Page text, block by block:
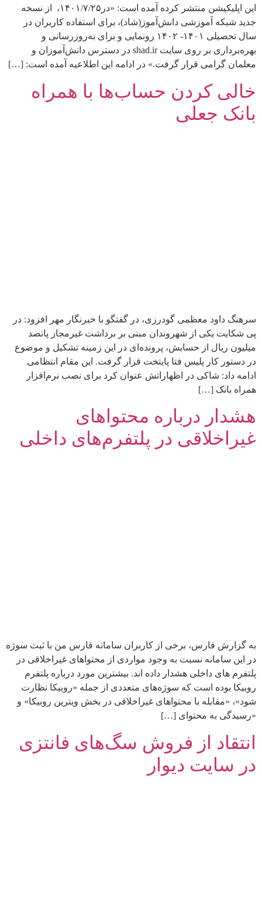
این اپلیکیشن منتشر کرده آمده است: «در۱۴۰۱/۷/۲۵، از نسخه
جدید شبکه آموزشی دانش‌آموز(شاد)، برای استفاده کاربران در
سال تحصیلی ۱۴۰۱- ۱۴۰۲ رونمایی و برای به‌روزرسانی و
بهره‌برداری بر روی سایت shad.ir در دسترس دانش‌آموزان و
معلمان گرامی قرار گرفت.» در ادامه این اطلاعیه آمده است: […]
خالی کردن حساب‌‌ها با همراه
بانک جعلی
سرهنگ داود معظمی گودرزی، در گفتگو با خبرنگار مهر افزود: در
پی شکایت یکی از شهروندان مبنی بر برداشت غیرمجاز پانصد
میلیون ریال از حسابش، پرونده‌ای در این زمینه تشکیل و موضوع
در دستور کار پلیس فتا پایتخت قرار گرفت. این مقام انتظامی
ادامه داد: شاکی در اظهاراتش عنوان کرد برای نصب نرم‌افزار
همراه بانک […]
هشدار درباره محتواهای
غیراخلاقی در پلتفرم‌های داخلی
به گزارش فارس، برخی از کاربران سامانه فارس من با ثبت سوژه
در این سامانه نسبت به وجود مواردی از محتواهای غیراخلاقی در
پلتفرم های داخلی هشدار داده اند. بیشترین مورد درباره پلتفرم
روبیکا بوده است که سوژه‌های متعددی از جمله «روبیکا نظارت
شود»، «مقابله با محتواهای غیراخلاقی در بخش ویترین روبیکا» و
«رسیدگی به محتوای […]
انتقاد از فروش سگ‌های فانتزی
در سایت دیوار‌